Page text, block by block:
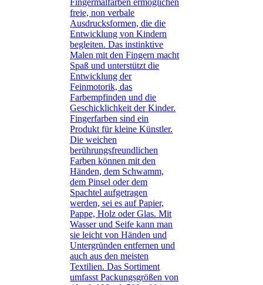
Fingermalfarben ermöglichen
freie, non verbale
Ausdrucksformen, die die
Entwicklung von Kindern
begleiten. Das instinktive
Malen mit den Fingern macht
Spaß und unterstützt die
Entwicklung der
Feinmotorik, das
Farbempfinden und die
Geschicklichkeit der Kinder.
Fingerfarben sind ein
Produkt für kleine Künstler.
Die weichen
berührungsfreundlichen
Farben können mit den
Händen, dem Schwamm,
dem Pinsel oder dem
Spachtel aufgetragen
werden, sei es auf Papier,
Pappe, Holz oder Glas. Mit
Wasser und Seife kann man
sie leicht von Händen und
Untergründen entfernen und
auch aus den meisten
Textilien. Das Sortiment
umfasst Packungsgrößen von